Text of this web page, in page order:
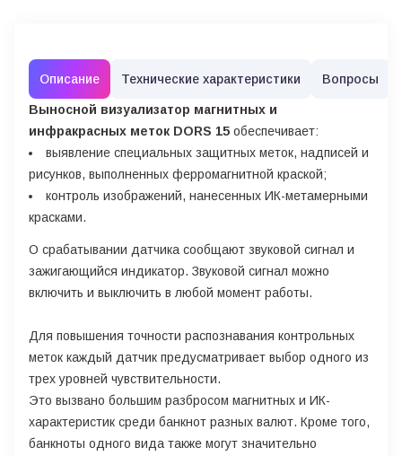
Описание Технические характеристики Вопросы
Выносной визуализатор магнитных и
инфракрасных меток DORS 15 обеспечивает:
выявление специальных защитных меток, надписей и
рисунков, выполненных ферромагнитной краской;
контроль изображений, нанесенных ИК-метамерными
красками.
О срабатывании датчика сообщают звуковой сигнал и
зажигающийся индикатор. Звуковой сигнал можно
включить и выключить в любой момент работы.
Для повышения точности распознавания контрольных
меток каждый датчик предусматривает выбор одного из
трех уровней чувствительности.
Это вызвано большим разбросом магнитных и ИК-
характеристик среди банкнот разных валют. Кроме того,
банкноты одного вида также могут значительно